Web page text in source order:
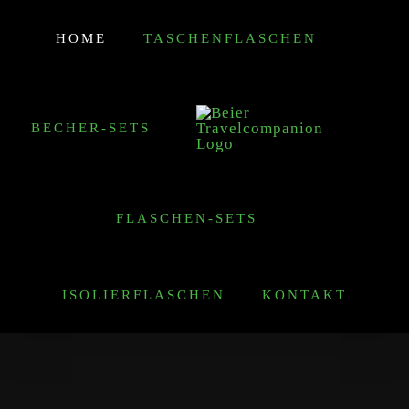
HOME TASCHENFLASCHEN
BECHER-SETS
FLASCHEN-SETS
ISOLIERFLASCHEN KONTAKT